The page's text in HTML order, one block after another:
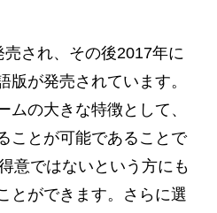
され、その後2017年に
版が発売されています。
ムの大きな特徴として、
ことが可能であることで
意ではないという方にも
とができます。さらに選